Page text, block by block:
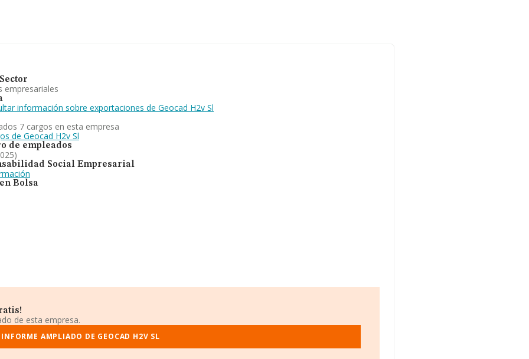
empresariales
información sobre exportaciones de Geocad H2v Sl
7 cargos en esta empresa
de Geocad H2v Sl
de empleados
Social Empresarial
Bolsa
de esta empresa.
INFORME AMPLIADO DE GEOCAD H2V SL